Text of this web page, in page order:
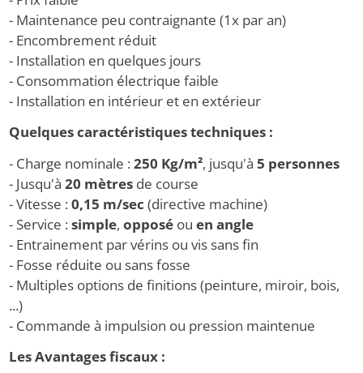
- Maintenance peu contraignante (1x par an)
- Encombrement réduit
- Installation en quelques jours
- Consommation électrique faible
- Installation en intérieur et en extérieur
Quelques caractéristiques techniques :
- Charge nominale :250 Kg/m², jusqu'à5 personnes
- Jusqu'à20 mètres de course
- Vitesse :0,15 m/sec (directive machine)
- Service :simple,opposé ouen angle
- Entrainement par vérins ou vis sans fin
- Fosse réduite ou sans fosse
- Multiples options de finitions (peinture, miroir, bois,
...)
- Commande à impulsion ou pression maintenue
Les Avantages fiscaux :